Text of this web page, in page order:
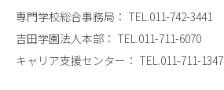
専門学校総合事務局： TEL.011-742-3441
吉田学園法人本部： TEL.011-711-6070
キャリア支援センター： TEL.011-711-1347